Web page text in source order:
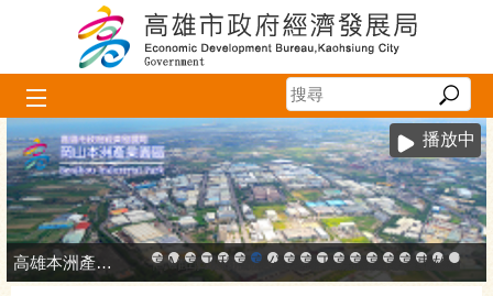
跳到主要內容區塊
播放中
高雄市政府中小企業升級輔導網站
MEGABAY大港創艦
高雄金融科技創新園區
工廠登記線上申辦系統
和發產業園區
高雄工業資訊平台
高雄本洲產業園區服務中心
公司、商業登記主題網
高雄市友善商家
高雄市政府經濟發展局-
工業管線防災教育資
高雄市綠能管理資
高雄市綠能管理
高雄淨零商轉
高雄招商網
高雄會展網
專刊『雄
雄心高
「我
高雄本洲產業園區服務中心